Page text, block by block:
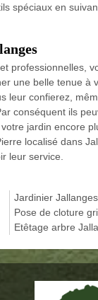
spéciaux en
professionnelles,
une belle tenue à
leur confierez,
conséquent ils
jardin encore
localisé dans
leur service.
Jardinier Jallanges
Pose de cloture
Etêtage arbre